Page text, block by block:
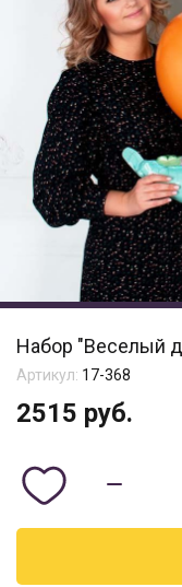
Набор "Веселый
Артикул: 17-368
2515 руб.